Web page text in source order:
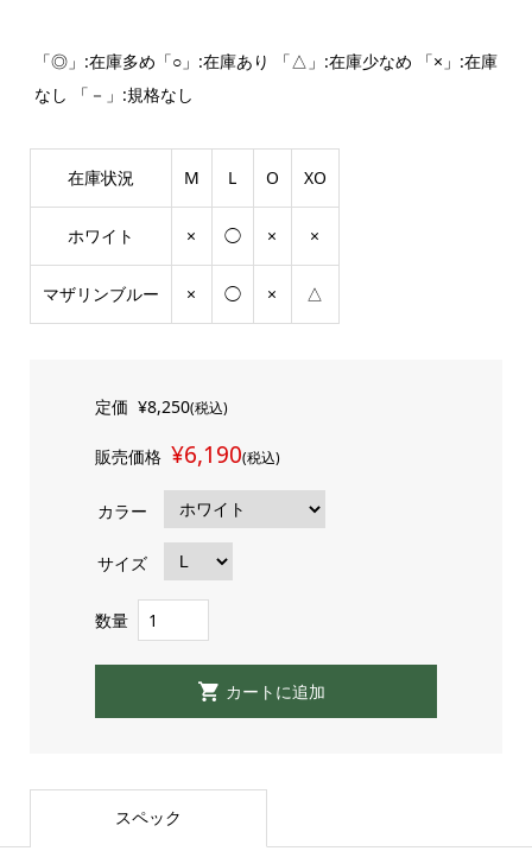
「◎」:在庫多め「○」:在庫あり 「△」:在庫少なめ 「×」:在庫
なし 「－」:規格なし
在庫状況 M L O XO
ホワイト × ◯ × ×
マザリンブルー × ◯ × △
定価 ¥8,250(税込)
販売価格 ¥6,190(税込)
カラー
サイズ
数量
スペック